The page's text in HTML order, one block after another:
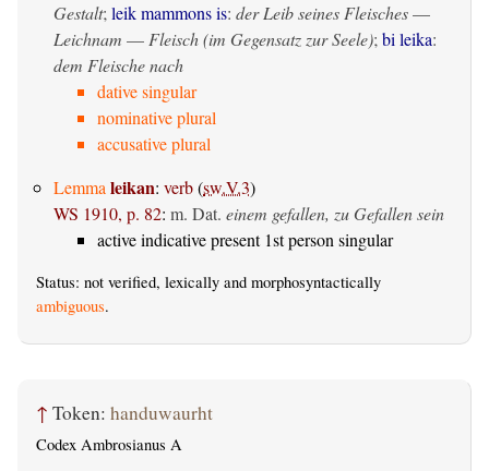
Gestalt; leik mammons is: der Leib seines Fleisches—
Leichnam — Fleisch (im Gegensatz zur Seele); bi leika:
dem Fleische nach
dative singular
nominative plural
accusative plural
Lemma leikan: verb(sw.V.3)
WS 1910, p. 82: m. Dat. einem gefallen, zu Gefallen sein
active indicative present 1st person singular
Status: not verified, lexically and morphosyntactically
ambiguous.
↑ Token: handuwaurht
Codex Ambrosianus A